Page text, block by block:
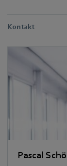
Kontakt
Pascal